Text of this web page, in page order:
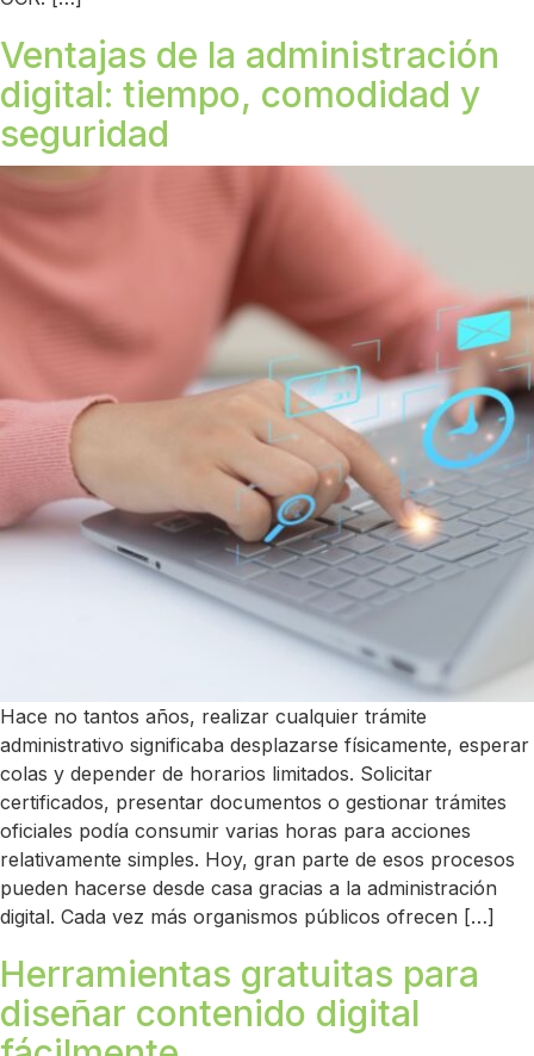
Ventajas de la administración
digital: tiempo, comodidad y
seguridad
Hace no tantos años, realizar cualquier trámite
administrativo significaba desplazarse físicamente, esperar
colas y depender de horarios limitados. Solicitar
certificados, presentar documentos o gestionar trámites
oficiales podía consumir varias horas para acciones
relativamente simples. Hoy, gran parte de esos procesos
pueden hacerse desde casa gracias a la administración
digital. Cada vez más organismos públicos ofrecen […]
Herramientas gratuitas para
diseñar contenido digital